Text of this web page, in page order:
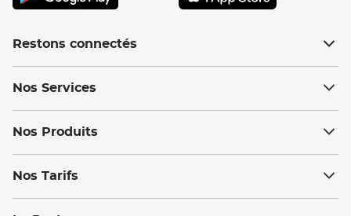
Restons connectés
Nos Services
Nos Produits
Nos Tarifs